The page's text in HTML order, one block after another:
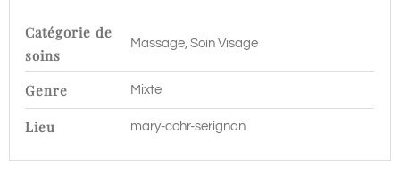
Sérignan
Catégorie de
soins
Massage, Soin Visage
Genre Mixte
Lieu mary-cohr-serignan